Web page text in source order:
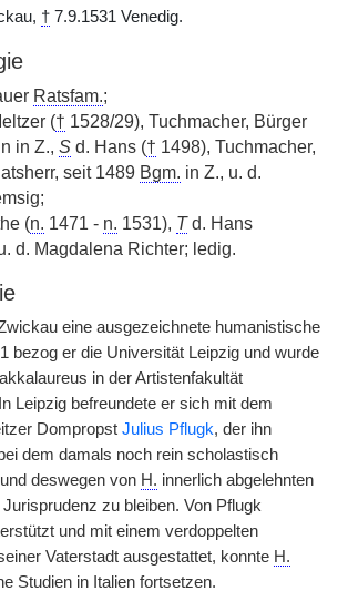
† 7.9.1531 Venedig.
Ratsfam.;
(† 1528/29), Tuchmacher, Bürger
in Z., S d. Hans († 1498), Tuchmacher,
seit 1489 Bgm. in Z., u. d.
(n. 1471 - n. 1531), Td. Hans
d. Magdalena Richter; ledig.
eine ausgezeichnete humanistische
bezog er die Universität Leipzig und wurde
in der Artistenfakultät
Leipzig befreundete er sich mit dem
Dompropst Julius Pflugk, der ihn
dem damals noch rein scholastisch
deswegen von H. innerlich abgelehnten
zu bleiben. Von Pflugk
und mit einem verdoppelten
Vaterstadt ausgestattet, konnte H.
Studien in Italien fortsetzen.